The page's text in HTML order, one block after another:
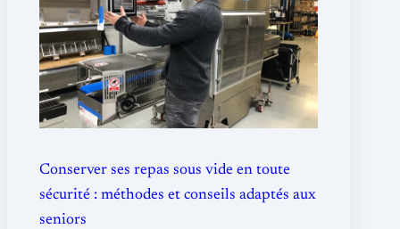
Conserver ses repas sous vide en toute
sécurité : méthodes et conseils adaptés aux
seniors